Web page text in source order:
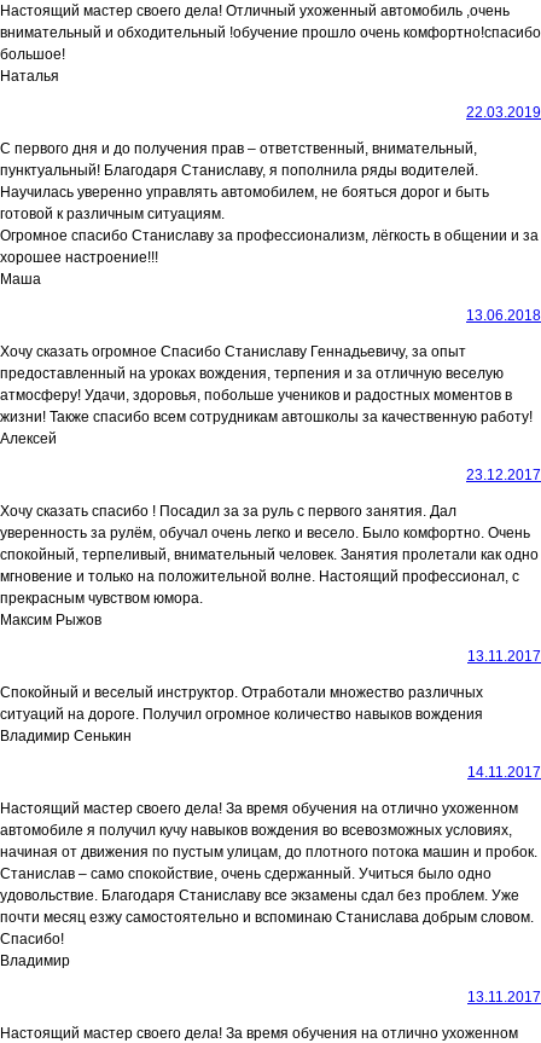
Настоящий мастер своего дела! Отличный ухоженный автомобиль ,очень
внимательный и обходительный !обучение прошло очень комфортно!спасибо
большое!
Наталья
22.03.2019
С первого дня и до получения прав – ответственный, внимательный,
пунктуальный! Благодаря Станиславу, я пополнила ряды водителей.
Научилась уверенно управлять автомобилем, не бояться дорог и быть
готовой к различным ситуациям.
Огромное спасибо Станиславу за профессионализм, лёгкость в общении и за
хорошее настроение!!!
Маша
13.06.2018
Хочу сказать огромное Спасибо Станиславу Геннадьевичу, за опыт
предоставленный на уроках вождения, терпения и за отличную веселую
атмосферу! Удачи, здоровья, побольше учеников и радостных моментов в
жизни! Также спасибо всем сотрудникам автошколы за качественную работу!
Алексей
23.12.2017
Хочу сказать спасибо ! Посадил за за руль с первого занятия. Дал
уверенность за рулём, обучал очень легко и весело. Было комфортно. Очень
спокойный, терпеливый, внимательный человек. Занятия пролетали как одно
мгновение и только на положительной волне. Настоящий профессионал, с
прекрасным чувством юмора.
Максим Рыжов
13.11.2017
Спокойный и веселый инструктор. Отработали множество различных
ситуаций на дороге. Получил огромное количество навыков вождения
Владимир Сенькин
14.11.2017
Настоящий мастер своего дела! За время обучения на отлично ухоженном
автомобиле я получил кучу навыков вождения во всевозможных условиях,
начиная от движения по пустым улицам, до плотного потока машин и пробок.
Станислав – само спокойствие, очень сдержанный. Учиться было одно
удовольствие. Благодаря Станиславу все экзамены сдал без проблем. Уже
почти месяц езжу самостоятельно и вспоминаю Станислава добрым словом.
Спасибо!
Владимир
13.11.2017
Настоящий мастер своего дела! За время обучения на отлично ухоженном